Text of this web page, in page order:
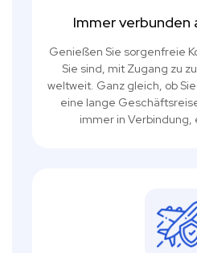
Immer verbunden
Genießen Sie sorgenfreie
Sie sind, mit Zugang zu
weltweit. Ganz gleich, ob
eine lange
immer in Verbindung,